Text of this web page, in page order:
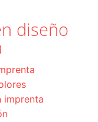
diseño
imprenta